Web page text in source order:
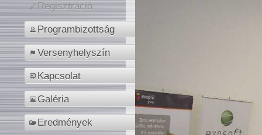
Regisztráció
Programbizottság
Versenyhelyszín
Kapcsolat
Galéria
Eredmények